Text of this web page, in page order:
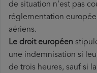
de situation n'est pas
réglementation
aériens.
Le droit européen
une indemnisation si
de trois heures, sauf si